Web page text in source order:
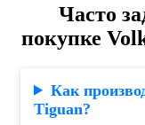
Часто
покупке
Как
Tiguan?